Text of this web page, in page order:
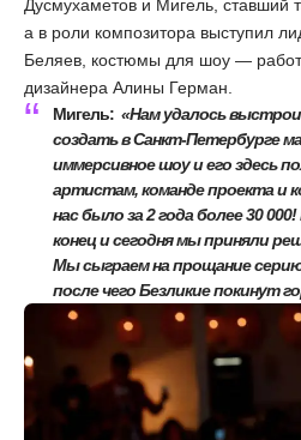
Дусмухаметов и Мигель, ставший
а в роли композитора выступил
Беляев, костюмы для шоу —
дизайнера Алины Герман.
Мигель: «Нам удалось
создать в Санкт-Петербурге
иммерсивное шоу и его здесь
артистам, команде проекта и
нас было за 2 года более 30
конец и сегодня мы приняли
Мы сыграем на прощание
после чего Безликие покинут